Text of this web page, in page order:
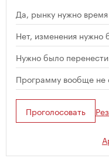
Да, рынку нужно
Нет, изменения нужно
Нужно было
Программу вообще не
Проголосовать